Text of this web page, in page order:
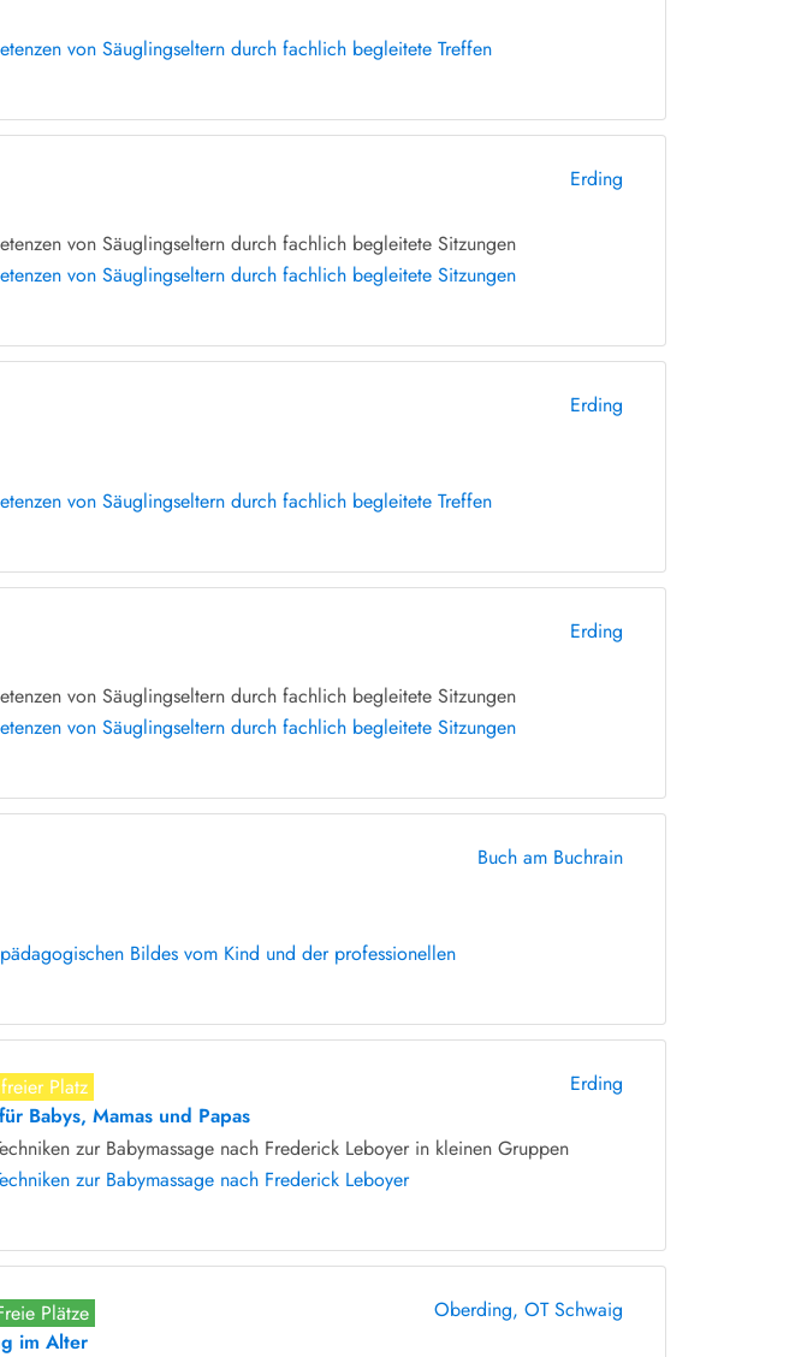
von Säuglingseltern durch fachlich begleitete Treffen
Erding
von Säuglingseltern durch fachlich begleitete Sitzungen
von Säuglingseltern durch fachlich begleitete Sitzungen
Erding
von Säuglingseltern durch fachlich begleitete Treffen
Erding
von Säuglingseltern durch fachlich begleitete Sitzungen
von Säuglingseltern durch fachlich begleitete Sitzungen
Buch am Buchrain
Bildes vom Kind und der professionellen
Platz
Erding
Babys, Mamas und Papas
zur Babymassage nach Frederick Leboyer in kleinen Gruppen
zur Babymassage nach Frederick Leboyer
Plätze
Oberding, OT Schwaig
im Alter